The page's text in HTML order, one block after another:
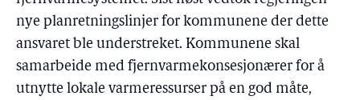
nye planretningslinjer for kommunene der dette
ansvaret ble understreket. Kommunene skal
samarbeide med fjernvarmekonsesjonærer for å
utnytte lokale varmeressurser på en god måte,